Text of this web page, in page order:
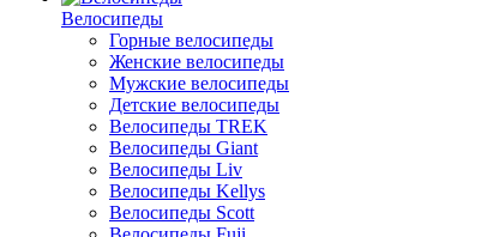
Велосипеды
Горные велосипеды
Женские велосипеды
Мужские велосипеды
Детские велосипеды
Велосипеды TREK
Велосипеды Giant
Велосипеды Liv
Велосипеды Kellys
Велосипеды Scott